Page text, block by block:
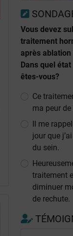
Vous devez
traitement
après ablation
Dans quel état
êtes-vous?
Ce
ma peur de
Il me
jour que
du sein.
traitement
diminuer
de rechute.